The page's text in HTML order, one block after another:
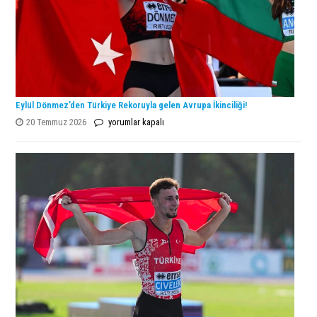
Eylül Dönmez’den Türkiye Rekoruyla gelen Avrupa İkinciliği!
20 Temmuz 2026
Eylül
Türkiye
gelen
Avrupa
İkinciliği!
yorumlar kapalı